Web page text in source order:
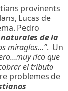
provinents
Lucas de
Pedro
naturales de la
miraglos…”. Un
rico que
el tributo
problemes de